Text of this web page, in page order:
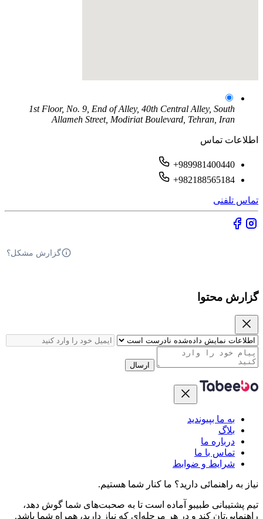
1st Floor, No. 9, End of Alley, 40th Central Alley, South
Allameh Street, Modiriat Boulevard, Tehran, Iran
اطلاعات تماس
+989981400440
+982188565184
تماس تلفنی
گزارش مشکل؟
گزارش محتوا
ارسال
به ما بپیوندید
بلاگ
درباره ما
تماس با ما
شرایط و ضوابط
نیاز به راهنمائی دارید؟ ما کنار شما هستیم.
تیم پشتیبانی طبیبو آماده است تا به صحبت‌های شما گوش دهد،
راهنمایی‌تان کند و در هر مرحله‌ای که نیاز دارید، همراه شما باشد.